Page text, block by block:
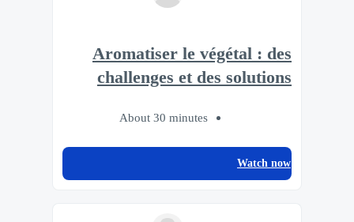
Aromatiser le végétal : des
challenges et des solutions
About 30 minutes
Watch now